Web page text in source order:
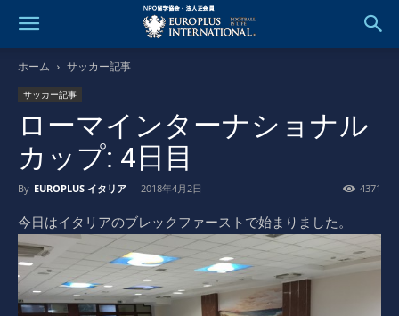
ホーム サッカー記事
サッカー記事
ローマインターナショナル
カップ: 4日目
By EUROPLUS イタリア - 2018年4月2日 4371
今日はイタリアのブレックファーストで始まりました。